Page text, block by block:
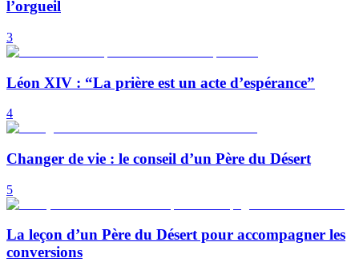
l’orgueil
3
Léon XIV : “La prière est un acte d’espérance”
4
Changer de vie : le conseil d’un Père du Désert
5
La leçon d’un Père du Désert pour accompagner les
conversions